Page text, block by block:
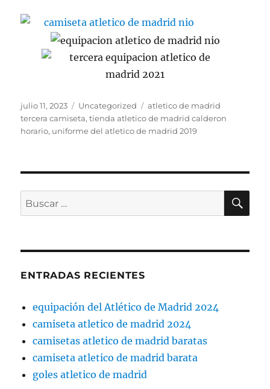
Publicado
el
julio 11, 2023 Categorías
Uncategorized Etiquetas
atletico de madrid
tercera camiseta,tienda atletico de madrid calderon
horario, uniforme del atletico de madrid 2019
Buscar
por:
ENTRADAS RECIENTES
equipación del Atlético de Madrid 2024
camiseta atletico de madrid 2024
camisetas atletico de madrid baratas
camiseta atletico de madrid barata
goles atletico de madrid